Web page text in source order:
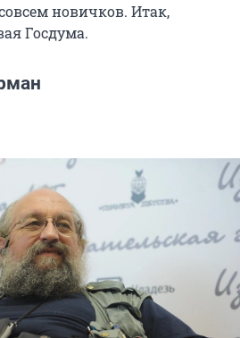
новичков. Итак,
Госдума.